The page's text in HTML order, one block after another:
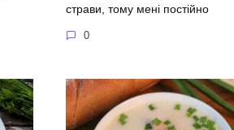
страви, тому мені постійно
0